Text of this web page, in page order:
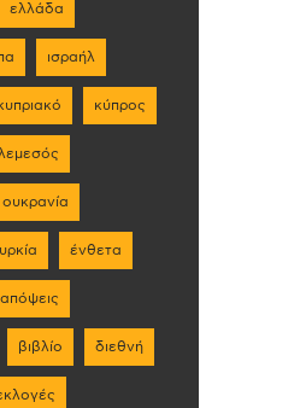
ελλάδα
ισραήλ
κύπρος
ουκρανία
ένθετα
απόψεις
βιβλίο διεθνή